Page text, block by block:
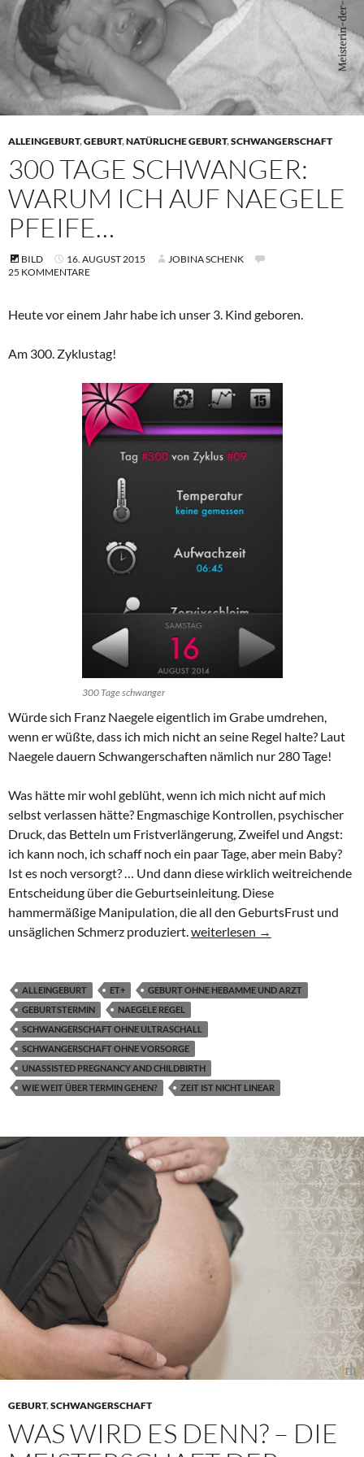
ALLEINGEBURT,GEBURT,NATÜRLICHE GEBURT,SCHWANGERSCHAFT
300 TAGE SCHWANGER:
WARUM ICH AUF NAEGELE
PFEIFE…
BILD 16. AUGUST 2015
JOBINA SCHENK
25 KOMMENTARE
Heute vor einem Jahr habe ich unser 3. Kind geboren.
Am 300. Zyklustag!
300 Tage schwanger
Würde sich Franz Naegele eigentlich im Grabe umdrehen,
wenn er wüßte, dass ich mich nicht an seine Regel halte? Laut
Naegele dauern Schwangerschaften nämlich nur 280 Tage!
Was hätte mir wohl geblüht, wenn ich mich nicht auf mich
selbst verlassen hätte? Engmaschige Kontrollen, psychischer
Druck, das Betteln um Fristverlängerung, Zweifel und Angst:
ich kann noch, ich schaff noch ein paar Tage, aber mein Baby?
Ist es noch versorgt? … Und dann diese wirklich weitreichende
Entscheidung über die Geburtseinleitung. Diese
hammermäßige Manipulation, die all den GeburtsFrust und
unsäglichen Schmerz produziert.300 Tage schwanger: Warum
weiterlesen →
ALLEINGEBURT ET+
GEBURT OHNE HEBAMME UND ARZT
GEBURTSTERMIN
NAEGELE REGEL
SCHWANGERSCHAFT OHNE ULTRASCHALL
SCHWANGERSCHAFT OHNE VORSORGE
UNASSISTED PREGNANCY AND CHILDBIRTH
WIE WEIT ÜBER TERMIN GEHEN?
ZEIT IST NICHT LINEAR
GEBURT,SCHWANGERSCHAFT
WAS WIRD ES DENN? – DIE